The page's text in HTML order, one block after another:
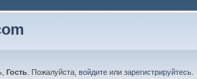
Гость . Пожалуйста, войдите или зарегистрируйтесь